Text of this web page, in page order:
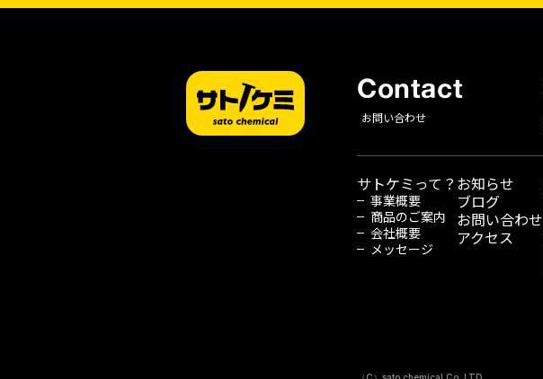
Contact
お問い合わせ
サトケミって？
事業概要
商品のご案内
会社概要
メッセージ
お知らせ
ブログ
お問い合わせ
アクセス
（C）sato chemical Co.,LTD.